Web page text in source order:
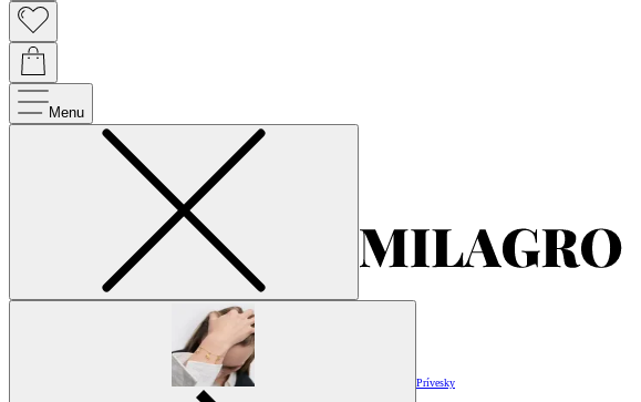
Menu
Prívesky